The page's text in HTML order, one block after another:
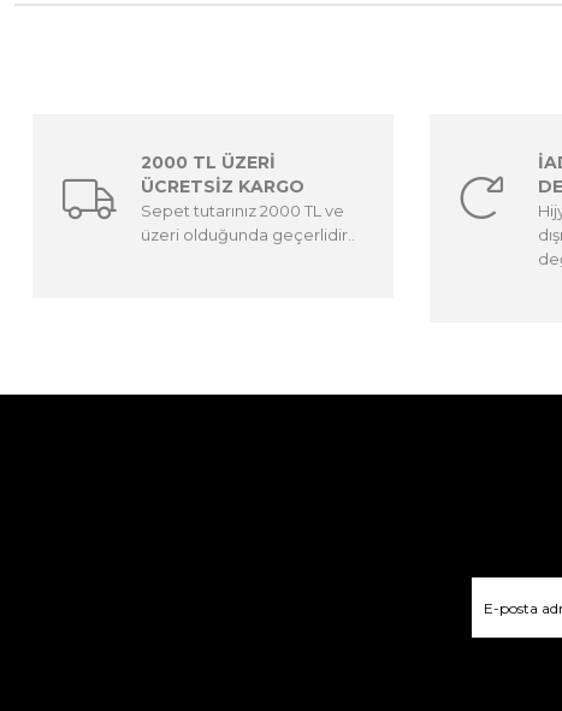
2000 TL ÜZERİ
ÜCRETSİZ KARGO
Sepet tutarınız 2000 TL ve
üzeri olduğunda geçerlidir..